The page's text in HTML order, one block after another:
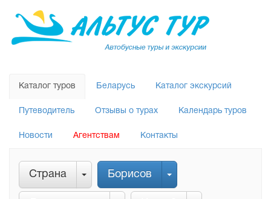
Каталог туров Беларусь Каталог экскурсий
Путеводитель Отзывы о турах Календарь туров
Новости Агентствам Контакты
Страна Борисов